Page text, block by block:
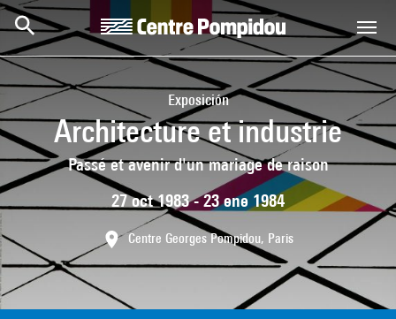
Skip to main content
Centre Pompidou
Exposición
Architecture et industrie
Passé et avenir d'un mariage de raison
27 oct 1983 - 23 ene 1984
Centre Georges Pompidou, Paris